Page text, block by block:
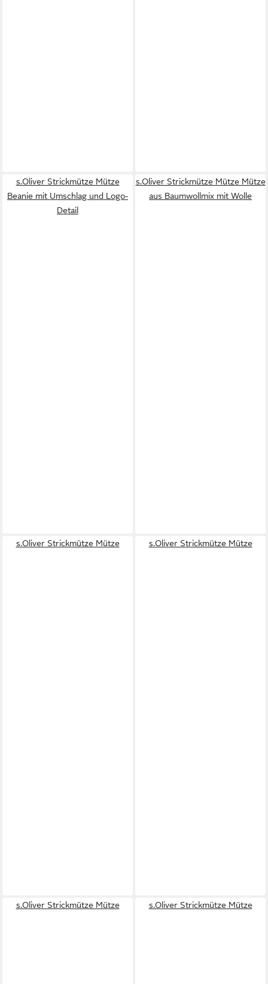
s.Oliver Strickmütze Mütze
Beanie mit Umschlag und Logo-
Detail
s.Oliver Strickmütze Mütze Mütze
aus Baumwollmix mit Wolle
s.Oliver Strickmütze Mütze s.Oliver Strickmütze Mütze
s.Oliver Strickmütze Mütze s.Oliver Strickmütze Mütze